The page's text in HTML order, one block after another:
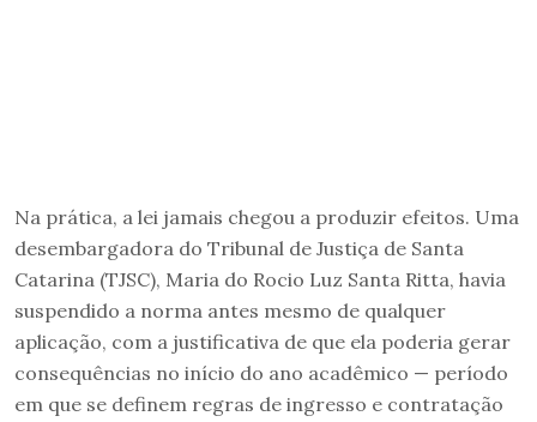
Na prática, a lei jamais chegou a produzir efeitos. Uma
desembargadora do Tribunal de Justiça de Santa
Catarina (TJSC), Maria do Rocio Luz Santa Ritta, havia
suspendido a norma antes mesmo de qualquer
aplicação, com a justificativa de que ela poderia gerar
consequências no início do ano acadêmico — período
em que se definem regras de ingresso e contratação